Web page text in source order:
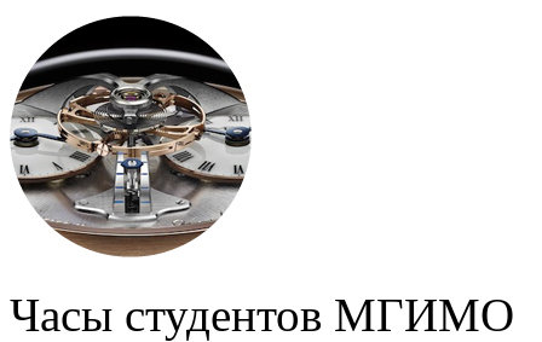
Часы студентов МГИМО